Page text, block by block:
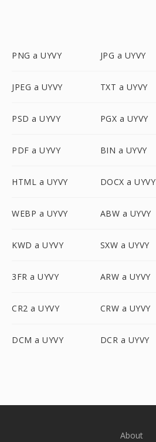
PNG a UYVY JPG a UYVY
JPEG a UYVY TXT a UYVY
PSD a UYVY PGX a UYVY
PDF a UYVY BIN a UYVY
HTML a UYVY DOCX a UYVY
WEBP a UYVY ABW a UYVY
KWD a UYVY SXW a UYVY
3FR a UYVY ARW a UYVY
CR2 a UYVY CRW a UYVY
DCM a UYVY DCR a UYVY
About